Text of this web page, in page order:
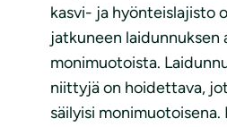
kasvi- ja hyönteislajisto
jatkuneen laidunnuksen
monimuotoista.
niittyjä on hoidettava,
säilyisi